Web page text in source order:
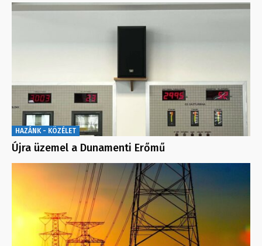
HAZÁNK - KÖZÉLET
Újra üzemel a Dunamenti Erőmű